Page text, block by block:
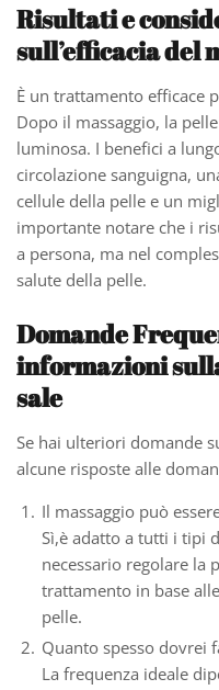
Risultati e
sull’efficacia del
È un trattamento efficace
Dopo il massaggio, la
luminosa. I benefici a
circolazione sanguigna,
cellule della pelle e un
importante notare che i
a persona, ma nel
salute della pelle.
Domande
informazioni
sale
Se hai ulteriori domande
alcune risposte alle
Il massaggio può
Sì,è adatto a tutti i tipi
necessario regolare la
trattamento in base
pelle.
Quanto spesso dovrei
La frequenza ideale